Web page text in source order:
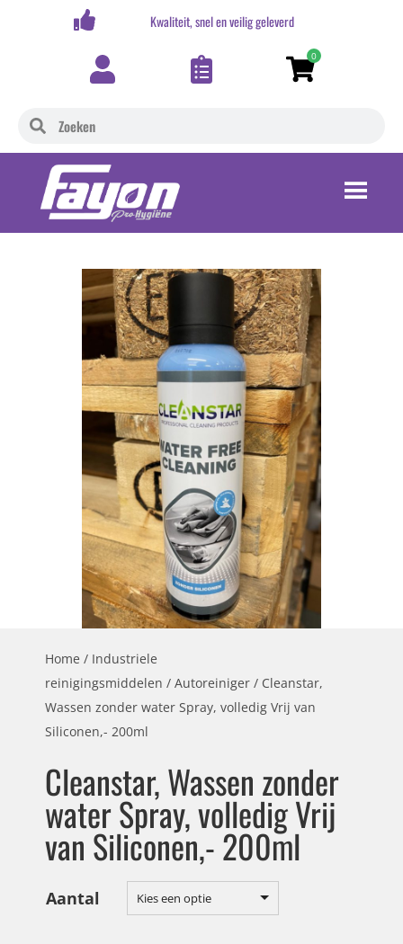
Kwaliteit, snel en veilig geleverd
0
Home / Industriele
reinigingsmiddelen / Autoreiniger / Cleanstar,
Wassen zonder water Spray, volledig Vrij van
Siliconen,- 200ml
Cleanstar, Wassen zonder
water Spray, volledig Vrij
van Siliconen,- 200ml
Aantal Kies een optie